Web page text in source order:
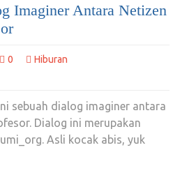
Imaginer Antara Netizen
0
Hiburan
sebuah dialog imaginer antara
Dialog ini merupakan
Asli kocak abis, yuk